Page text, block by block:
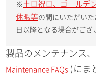
※ 土日祝日、ゴールデ
休暇等の間にいただい
日以降となる場合がござ
製品のメンテナンス
Maintenance FAQs )にま